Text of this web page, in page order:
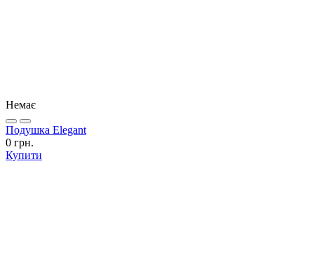
Немає
Подушка Elegant
0 грн.
Купити